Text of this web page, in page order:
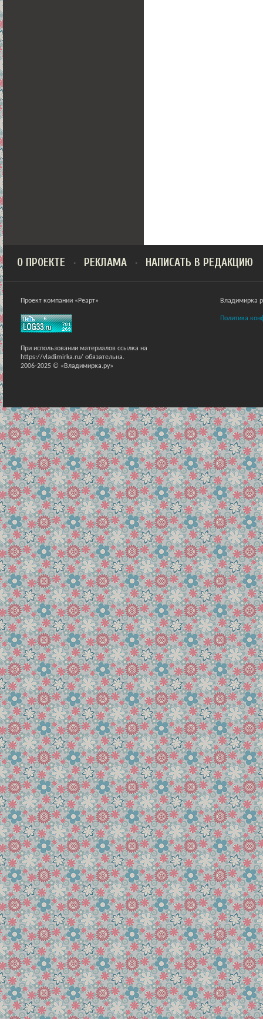
О ПРОЕКТЕ РЕКЛАМА НАПИСАТЬ В РЕДАКЦИЮ
Проект компании «Реарт»
При использовании материалов ссылка на
https://vladimirka.ru/ обязательна.
2006-2025 © «Владимирка.ру»
Владимирка
Политика